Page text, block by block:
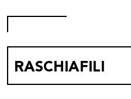
RASCHIAFILI